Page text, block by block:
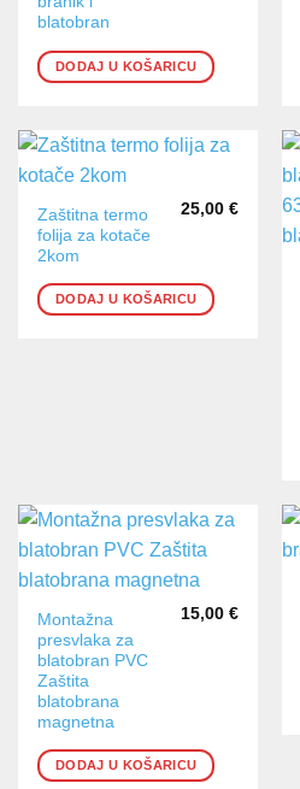
blatobran
DODAJ U KOŠARICU
Zaštitna termo
folija za kotače
2kom
25,00 €
DODAJ U KOŠARICU
Montažna
presvlaka za
blatobran PVC
Zaštita
blatobrana
magnetna
15,00 €
DODAJ U KOŠARICU